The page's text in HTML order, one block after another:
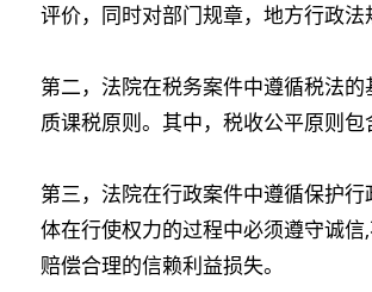
评价，同时对部门规章，地方行政法
第二，法院在税务案件中遵循税法
质课税原则。其中，税收公平原则
第三，法院在行政案件中遵循保护
体在行使权力的过程中必须遵守诚
赔偿合理的信赖利益损失。